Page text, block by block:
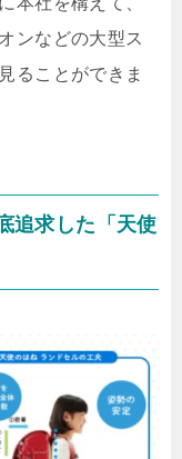
ンなどの大型ス
ることができま
追求した「天使